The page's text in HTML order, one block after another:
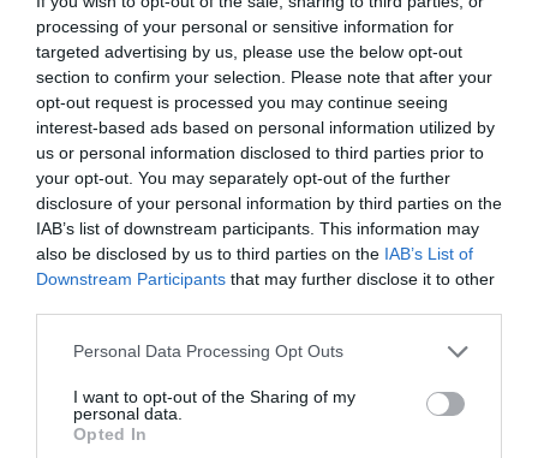
processing of your personal or sensitive information for
targeted advertising by us, please use the below opt-out
section to confirm your selection. Please note that after your
opt-out request is processed you may continue seeing
interest-based ads based on personal information utilized by
us or personal information disclosed to third parties prior to
your opt-out. You may separately opt-out of the further
disclosure of your personal information by third parties on the
IAB’s list of downstream participants. This information may
also be disclosed by us to third parties on the IAB’s List of
Downstream Participants that may further disclose it to other
Please note that this website/app uses one or more Google
not limited to your visit or usage behaviour. You may click to
grant or deny consent to Google and its third-party tags to
use your data for below specified purposes in below Google
Personal Data Processing Opt Outs
I want to opt-out of the Sharing of my
personal data.
Opted In
PRONEWS.GR /ΕΣΩΤΕΡΙΚΗ ΑΣΦΑΛΕΙΑ
Αθήνα: Φωτιά σε εγκαταλελειμμένο
κτίριο στην Κουμουνδούρου –
Απεγκλωβίστηκε ένα άτομο
08.08.2026 | 10:56